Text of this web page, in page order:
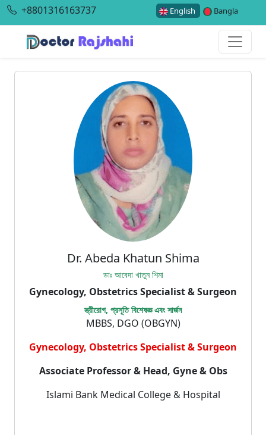
+8801316163737 English Bangla
Dr. Abeda Khatun Shima
ডাঃ আবেদা খাতুন শিমা
Gynecology, Obstetrics Specialist & Surgeon
স্ত্রীরোগ, প্রসূতি বিশেষজ্ঞ এবং সার্জন
MBBS, DGO (OBGYN)
Gynecology, Obstetrics Specialist & Surgeon
Associate Professor & Head, Gyne & Obs
Islami Bank Medical College & Hospital